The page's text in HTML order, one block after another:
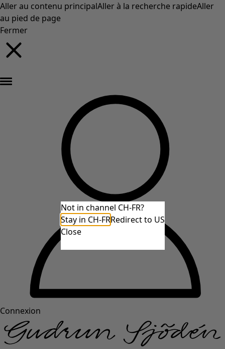
Aller au contenu principalAller à la recherche rapideAller
au pied de page
Fermer
Connexion
Not in channel CH-FR?
Stay in CH-FRRedirect to US
Close